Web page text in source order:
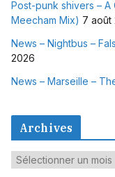
Post-punk shivers – A
Meecham Mix) 7 août
News – Nightbus –
2026
News – Marseille –
Archives
A